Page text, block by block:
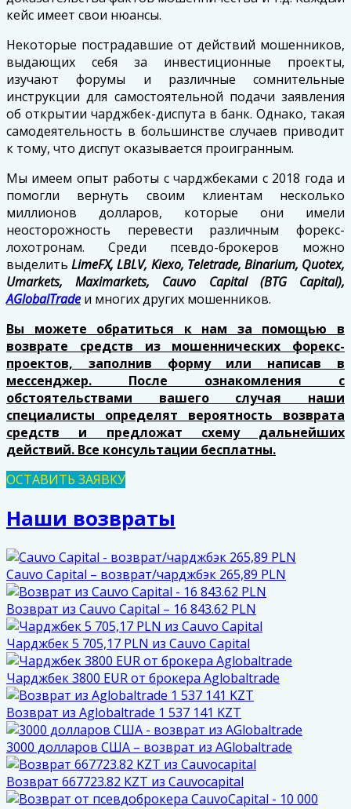
кейс имеет свои нюансы.
Некоторые пострадавшие от действий мошенников,
выдающих себя за инвестиционные проекты,
изучают форумы и различные сомнительные
инструкции для самостоятельной подачи заявления
об открытии чарджбек-диспута в банк. Однако, такая
самодеятельность в большинстве случаев приводит
к тому, что диспут оказывается проигранным.
Мы имеем опыт работы с чарджбеками с 2018 года и
помогли вернуть своим клиентам несколько
миллионов долларов, которые они имели
неосторожность перевести различным форекс-
лохотронам. Среди псевдо-брокеров можно
выделитьLimeFX, LBLV, Kiexo, Teletrade, Binarium, Quotex,
Umarkets, Maximarkets, Cauvo Capital (BTG Capital),
AGlobalTrade и многих других мошенников.
Вы можете обратиться к нам за помощью в
возврате средств из мошеннических форекс-
проектов, заполнив форму или написав в
мессенджер. После ознакомления с
обстоятельствами вашего случая наши
специалисты определят вероятность возврата
средств и предложат схему дальнейших
действий. Все консультации бесплатны.
ОСТАВИТЬ ЗАЯВКУ
Наши возвраты
Cauvo Capital – возврат/чарджбэк 265,89 PLN
Возврат из Cauvo Capital – 16 843.62 PLN
Чарджбек 5 705,17 PLN из Cauvo Capital
Чарджбек 3800 EUR от брокера Aglobaltrade
Возврат из Aglobaltrade 1 537 141 KZT
3000 долларов США – возврат из AGlobaltrade
Возврат 667723.82 KZT из Cauvocapital